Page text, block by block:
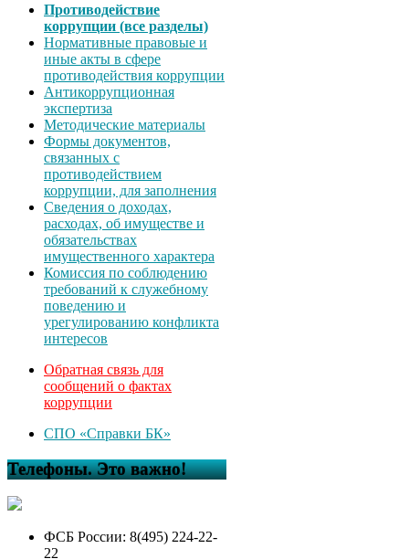
Противодействие
коррупции (все разделы)
Нормативные правовые и
иные акты в сфере
противодействия коррупции
Антикоррупционная
экспертиза
Методические материалы
Формы документов,
связанных с
противодействием
коррупции, для заполнения
Сведения о доходах,
расходах, об имуществе и
обязательствах
имущественного характера
Комиссия по соблюдению
требований к служебному
поведению и
урегулированию конфликта
интересов
Обратная связь для
сообщений о фактах
коррупции
СПО «Справки БК»
Телефоны. Это важно!
ФСБ России: 8(495) 224-22-
22